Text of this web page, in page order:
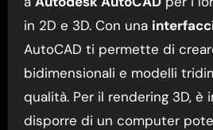
in 2D e 3D. Con una
AutoCAD ti permette di
bidimensionali e modelli
qualità. Per il rendering 3D, è
disporre di un computer